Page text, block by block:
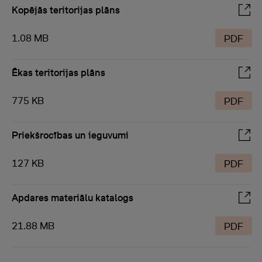
Kopējās teritorijas plāns
1.08 MB PDF
Ēkas teritorijas plāns
775 KB PDF
Priekšrocības un ieguvumi
127 KB PDF
Apdares materiālu katalogs
21.88 MB PDF